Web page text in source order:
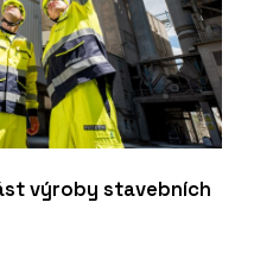
výroby stavebních